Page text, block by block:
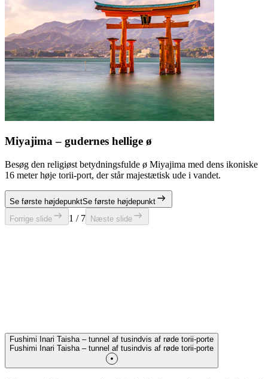
Miyajima – gudernes hellige ø
Besøg den religiøst betydningsfulde ø Miyajima med dens ikoniske
16 meter høje torii-port, der står majestætisk ude i vandet.
Se første højdepunktSe første højdepunkt
Forrige slide
1 / 7 Næste slide
Fushimi Inari Taisha – tunnel af tusindvis af røde torii-porte
Fushimi Inari Taisha – tunnel af tusindvis af røde torii-porte